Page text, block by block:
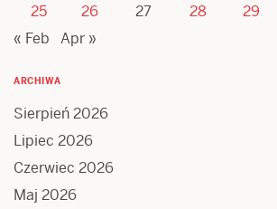
25
26 27 28 29
« Feb
Apr »
ARCHIWA
Sierpień 2026
Lipiec 2026
Czerwiec 2026
Maj 2026